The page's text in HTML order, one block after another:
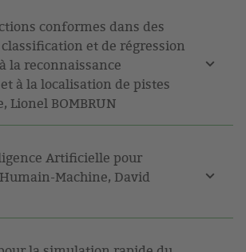
conformes dans des
et de régression
la reconnaissance
à la localisation de pistes
Lionel BOMBRUN
Artificielle pour
Machine, David